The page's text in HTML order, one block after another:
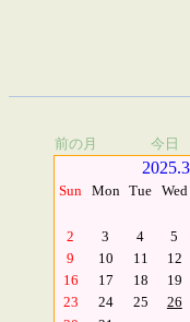
前の月 今日
2025.3
Sun Mon Tue Wed
2
3 4 5
9
10 11 12
16
17 18 19
23
24 25 26